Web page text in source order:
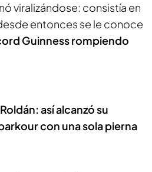
viralizándose: consistía en
entonces se le conoce
Guinness rompiendo
así alcanzó su
con una sola pierna